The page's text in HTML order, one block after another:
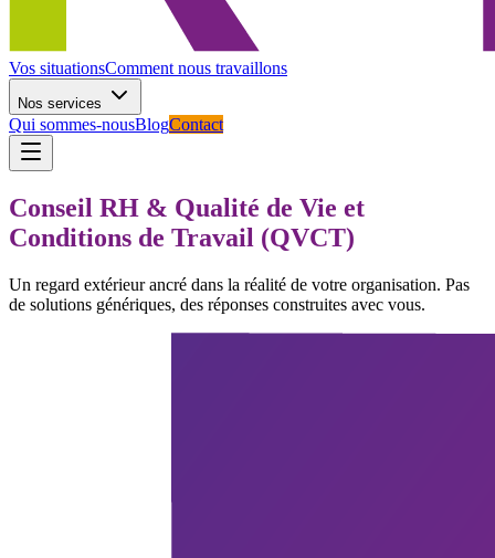
Vos situationsComment nous travaillons
Nos services
Qui sommes-nousBlogContact
Conseil RH & Qualité de Vie et
Conditions de Travail (QVCT)
Un regard extérieur ancré dans la réalité de votre organisation. Pas
de solutions génériques, des réponses construites avec vous.